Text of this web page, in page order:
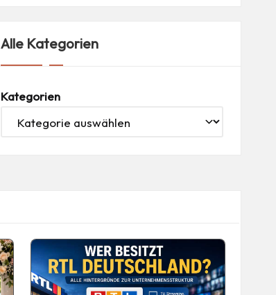
Alle Kategorien
Kategorien